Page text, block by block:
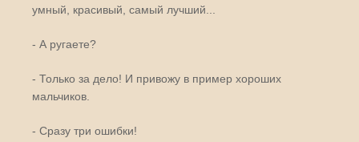
умный, красивый, самый лучший...
- А ругаете?
- Только за дело! И привожу в пример хороших
мальчиков.
- Сразу три ошибки!